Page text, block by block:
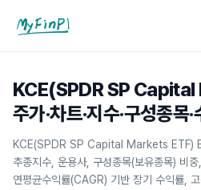
마이핀플
KCE(SPDR SP
주가·차트·지수·구성종목
KCE(SPDR SP Capital Markets ETF)
추종지수, 운용사, 구성종목(보유종목) 비
연평균수익률(CAGR) 기반 장기 수익률,